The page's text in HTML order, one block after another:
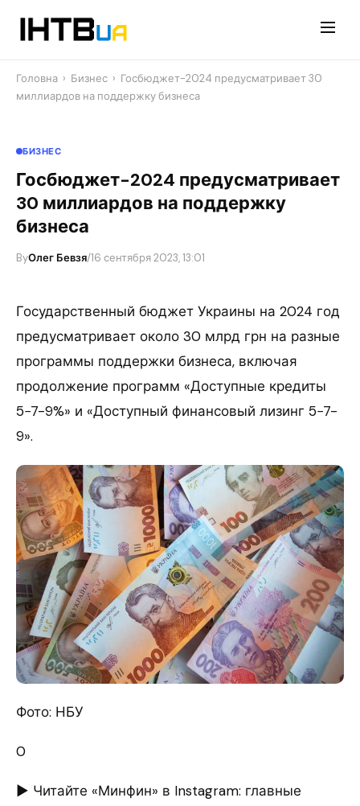
Головна › Бизнес › Госбюджет-2024 предусматривает 30
миллиардов на поддержку бизнеса
БИЗНЕС
Госбюджет-2024 предусматривает
30 миллиардов на поддержку
бизнеса
ByОлег Бевзя/16 сентября 2023, 13:01
Государственный бюджет Украины на 2024 год
предусматривает около 30 млрд грн на разные
программы поддержки бизнеса, включая
продолжение программ «Доступные кредиты
5−7-9%» и «Доступный финансовый лизинг 5−7-
9».
Фото: НБУ
0
► Читайте «Минфин» в Instagram: главные